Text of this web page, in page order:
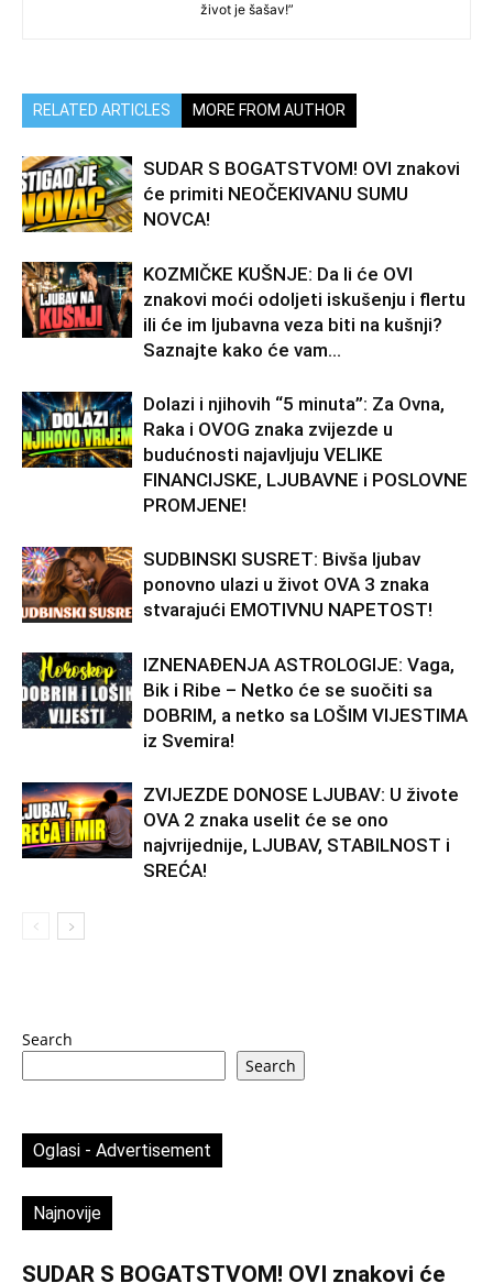
život je šašav!”
RELATED ARTICLES MORE FROM AUTHOR
SUDAR S BOGATSTVOM! OVI znakovi
će primiti NEOČEKIVANU SUMU
NOVCA!
KOZMIČKE KUŠNJE: Da li će OVI
znakovi moći odoljeti iskušenju i flertu
ili će im ljubavna veza biti na kušnji?
Saznajte kako će vam...
Dolazi i njihovih “5 minuta”: Za Ovna,
Raka i OVOG znaka zvijezde u
budućnosti najavljuju VELIKE
FINANCIJSKE, LJUBAVNE i POSLOVNE
PROMJENE!
SUDBINSKI SUSRET: Bivša ljubav
ponovno ulazi u život OVA 3 znaka
stvarajući EMOTIVNU NAPETOST!
IZNENAĐENJA ASTROLOGIJE: Vaga,
Bik i Ribe – Netko će se suočiti sa
DOBRIM, a netko sa LOŠIM VIJESTIMA
iz Svemira!
ZVIJEZDE DONOSE LJUBAV: U živote
OVA 2 znaka uselit će se ono
najvrijednije, LJUBAV, STABILNOST i
SREĆA!
Search
Search
Oglasi - Advertisement
Najnovije
SUDAR S BOGATSTVOM! OVI znakovi će